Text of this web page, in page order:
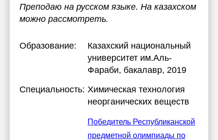
Преподаю на русском языке. На казахском
можно рассмотреть.
Образование:
Казахский национальный
университет им.Аль-
Фараби, бакалавр, 2019
Специальность: Химическая технология
неорганических веществ
Победитель Республиканской
предметной олимпиады по